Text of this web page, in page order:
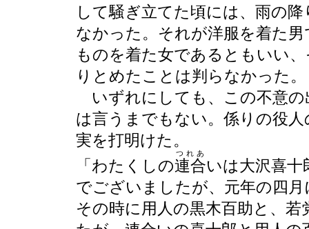
して騒ぎ立てた頃には、雨の
なかった。それが洋服を着た
ものを着た女であるともいい
りとめたことは判らなかった。
いずれにしても、この不意の
は言うまでもない。係りの役
実を打明けた。
「わたくしの連合
つれあ
いは大沢喜
でございましたが、元年の四
その時に用人の黒木百助と、